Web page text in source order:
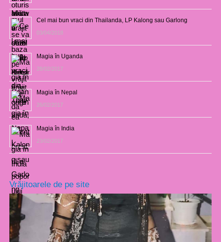
Cel mai bun vraci din Thailanda, LP Kalong sau Garlong
03/04/2018
Magia în Uganda
28/02/2017
Magia în Nepal
26/02/2017
Magia în India
23/02/2017
Vrăjitoarele de pe site